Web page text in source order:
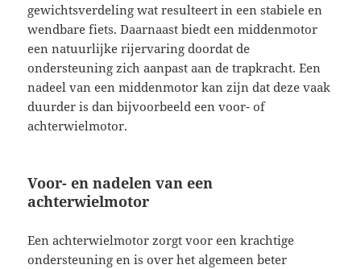
gewichtsverdeling wat resulteert in een stabiele en
wendbare fiets. Daarnaast biedt een middenmotor
een natuurlijke rijervaring doordat de
ondersteuning zich aanpast aan de trapkracht. Een
nadeel van een middenmotor kan zijn dat deze vaak
duurder is dan bijvoorbeeld een voor- of
achterwielmotor.
Voor- en nadelen van een
achterwielmotor
Een achterwielmotor zorgt voor een krachtige
ondersteuning en is over het algemeen beter